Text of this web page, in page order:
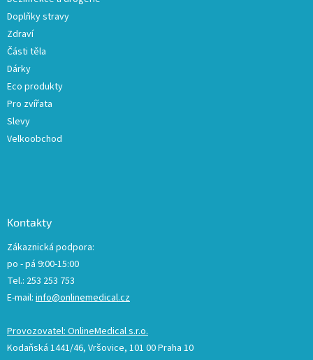
Doplňky stravy
Zdraví
Části těla
Dárky
Eco produkty
Pro zvířata
Slevy
Velkoobchod
Kontakty
Zákaznická podpora:
po - pá 9:00-15:00
Tel.: 253 253 753
E-mail: info@onlinemedical.cz
Provozovatel: OnlineMedical s.r.o.
Kodaňská 1441/46, Vršovice, 101 00 Praha 10